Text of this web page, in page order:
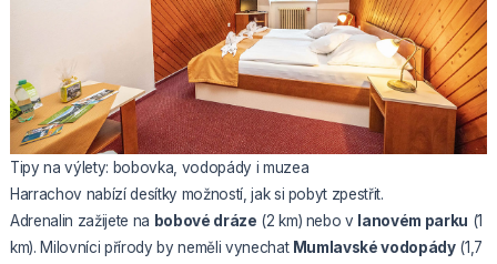
Tipy na výlety: bobovka, vodopády i muzea
Harrachov nabízí desítky možností, jak si pobyt zpestřit.
Adrenalin zažijete na bobové dráze (2 km) nebo v lanovém parku (1
km). Milovníci přírody by neměli vynechat Mumlavské vodopády(1,7